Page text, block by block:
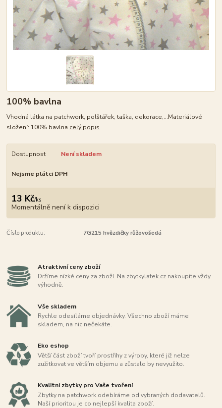
100% bavlna
Vhodná látka na patchwork, polštářek, taška, dekorace,...Materiálové
složení: 100% bavlna celý popis
Dostupnost Není skladem
Nejsme plátci DPH
13 Kč/ks
Momentálně není k dispozici
Číslo produktu: 7G215 hvězdičky růžovošedá
Atraktivní ceny zboží
Držíme nízké ceny za zboží. Na zbytkylatek.cz nakoupíte vždy
výhodně.
Vše skladem
Rychle odesíláme objednávky. Všechno zboží máme
skladem, na nic nečekáte.
Eko eshop
Větší část zboží tvoří prostřihy z výroby, které již nelze
zužitkovat ve větším objemu a zůstalo by nevyužito.
Kvalitní zbytky pro Vaše tvoření
Zbytky na patchwork odebíráme od vybraných dodavatelů.
Naší prioritou je co nejlepší kvalita zboží.